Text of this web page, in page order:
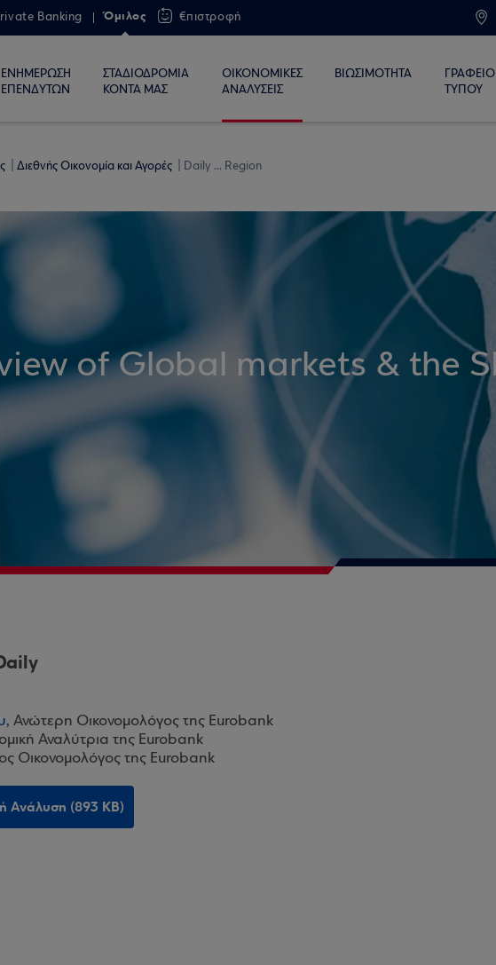
Banking Όμιλος €πιστροφή
ΕΝΗΜΕΡΩΣΗ
ΕΠΕΝΔΥΤΩΝ
ΣΤΑΔΙΟΔΡΟΜΙΑ
ΚΟΝΤΑ ΜΑΣ
ΟΙΚΟΝΟΜΙΚΕΣ
ΑΝΑΛΥΣΕΙΣ
ΒΙΩΣΙΜΟΤΗΤΑ
ΓΡΑΦΕΙΟ
ΤΥΠΟΥ
Διεθνής Οικονομία και Αγορές Daily ... Region
of Global markets & the
, Ανώτερη Οικονομολόγος της Eurobank
Αναλύτρια της Eurobank
Οικονομολόγος της Eurobank
Ανάλυση (893 KB)